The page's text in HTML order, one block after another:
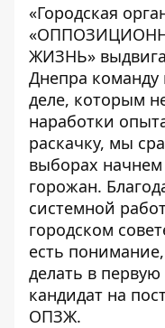
«Городская
ЖИЗНЬ»
Днепра команду
деле, которым
наработки
раскачку, мы
выборах начнем
горожан.
системной
городском
есть
делать в
кандидат на
ОПЗЖ.